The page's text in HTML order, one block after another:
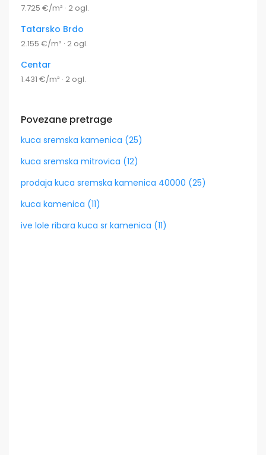
7.725 €/m² · 2 ogl.
Tatarsko Brdo
2.155 €/m² · 2 ogl.
Centar
1.431 €/m² · 2 ogl.
Povezane pretrage
kuca sremska kamenica (25)
kuca sremska mitrovica (12)
prodaja kuca sremska kamenica 40000 (25)
kuca kamenica (11)
ive lole ribara kuca sr kamenica (11)